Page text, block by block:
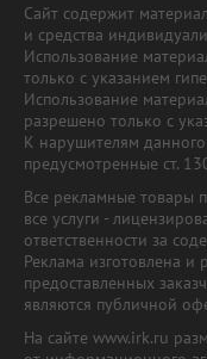
Сайт содержит
и средства
Использование
только с указанием
Использование
разрешено только с
К нарушителям
предусмотренные ст.
Все рекламные товары
все услуги -
ответственности за
Реклама изготовлена
предоставленных
являются публичной
На сайте www.irk.ru